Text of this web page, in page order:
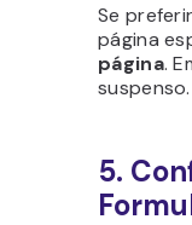
Se
página
página.
suspenso.
5.